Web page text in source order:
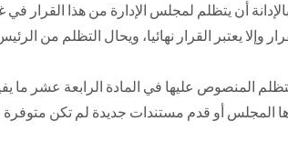
أن يتظلم لمجلس الإدارة من هذا القرار
وإلا يعتبر القرار نهائيا، ويحال التظلم من
المنصوص عليها في المادة الرابعة عشر ما
المجلس أو قدم مستندات جديدة لم تكن